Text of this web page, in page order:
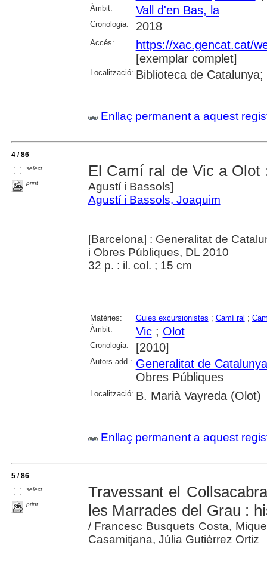
Àmbit: Vall d'en Bas, la
Cronologia: 2018
Accés:
https://xac.gencat.cat/
[exemplar complet]
Localització: Biblioteca de
Enllaç permanent a aquest
4 / 86
select
print
El Camí ral de Vic a Olot
Agustí i Bassols]
Agustí i Bassols, Joaquim
[Barcelona] : Generalitat de
i Obres Públiques, DL 2010
32 p. : il. col. ; 15 cm
Matèries: Guies excursionistes ; Camí ral ;
Àmbit:
Vic; Olot
Cronologia: [2010]
Autors add.: Generalitat de Catalunya
Obres Públiques
Localització: B. Marià Vayreda (Olot)
Enllaç permanent a aquest
5 / 86
select
print
Travessant el
les Marrades del Grau :
/ Francesc Busquets Costa,
Casamitjana, Júlia Gutiérrez Ortiz